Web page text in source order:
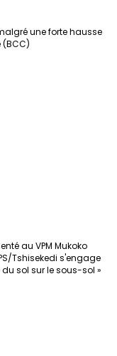
une forte hausse
(BCC)
au VPM Mukoko
Tshisekedi s'engage
sol sur le sous-sol »